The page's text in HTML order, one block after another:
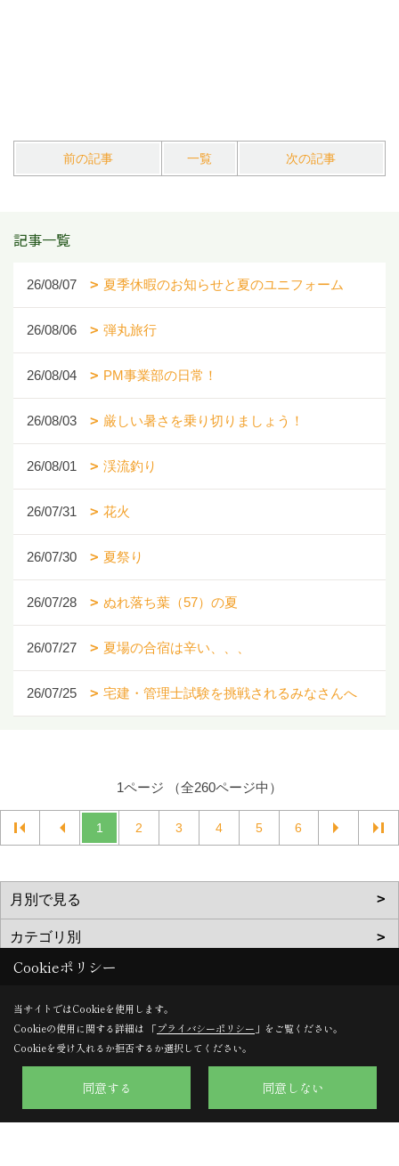
前の記事 一覧 次の記事
記事一覧
26/08/07 夏季休暇のお知らせと夏のユニフォーム
26/08/06 弾丸旅行
26/08/04 PM事業部の日常！
26/08/03 厳しい暑さを乗り切りましょう！
26/08/01 渓流釣り
26/07/31 花火
26/07/30 夏祭り
26/07/28 ぬれ落ち葉（57）の夏
26/07/27 夏場の合宿は辛い、、、
26/07/25 宅建・管理士試験を挑戦されるみなさんへ
1ページ （全260ページ中）
1 2 3 4 5 6
株式会社のぞみハウジング
〒617-0002
京都府向日市寺戸町向畑52-12
TEL：0120-57-0707/075-924-0707
Cookieポリシー
当サイトではCookieを使用します。
Cookieの使用に関する詳細は 「プライバシーポリシー 」をご覧ください。
Cookieを受け入れるか拒否するか選択してください。
同意する 同意しない